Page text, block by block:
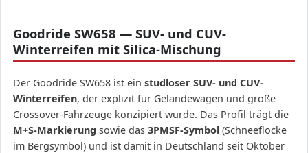
Goodride SW658 — SUV- und CUV-
Winterreifen mit Silica-Mischung
Der Goodride SW658 ist ein studloser SUV- und CUV-
Winterreifen, der explizit für Geländewagen und große
Crossover-Fahrzeuge konzipiert wurde. Das Profil trägt die
M+S-Markierung sowie das 3PMSF-Symbol (Schneeflocke
im Bergsymbol) und ist damit in Deutschland seit Oktober